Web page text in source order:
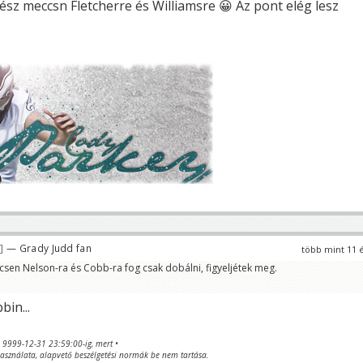
meccsn Fletcherre és Williamsre 😀 Az pont elég lesz
több mint 11
— Grady Judd fan
Nelson-ra és Cobb-ra fog csak dobálni, figyeljétek meg.
12-31 23:59:00-ig, mert •
alapvető beszélgetési normák be nem tartása.